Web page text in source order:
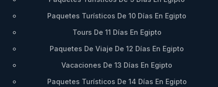
Paquetes Turísticos De 10 Días En Egipto
Tours De 11 Días En Egipto
Paquetes De Viaje De 12 Días En Egipto
Vacaciones De 13 Días En Egipto
Paquetes Turísticos De 14 Días En Egipto